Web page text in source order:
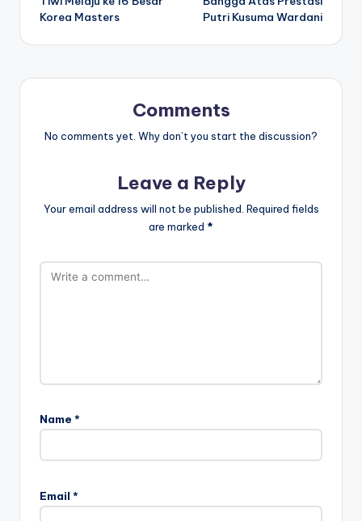
Korea Masters
Putri Kusuma Wardani
Comments
No comments yet. Why don’t you start the discussion?
Leave a Reply
Your email address will not be published. Required fields
are marked *
Name *
Email *